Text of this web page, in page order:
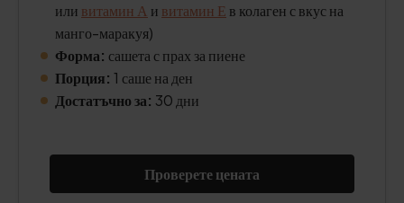
или витамин А и витамин Е в колаген с вкус на
манго-маракуя)
Форма: сашета с прах за пиене
Порция: 1 саше на ден
Достатъчно за: 30 дни
Проверете цената